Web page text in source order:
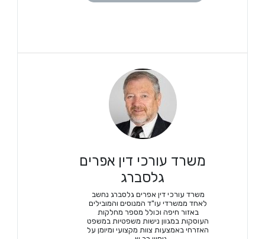
משרד עורכי דין אפרים
גלסברג
משרד עורכי דין אפרים גלסברג נחשב
לאחד ממשרדי עו"ד המנוסים והמובילים
באזור חיפה וכולל מספר מחלקות
העוסקות במגוון נישות משפטיות במשפט
האזרחי באמצעות צוות מקצועי ומיומן על